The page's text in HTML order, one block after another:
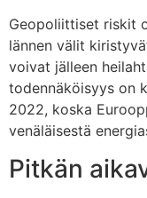
Geopoliittiset riskit
lännen välit
voivat jälleen
todennäköisyys on
2022, koska
venäläisestä
Pitkän